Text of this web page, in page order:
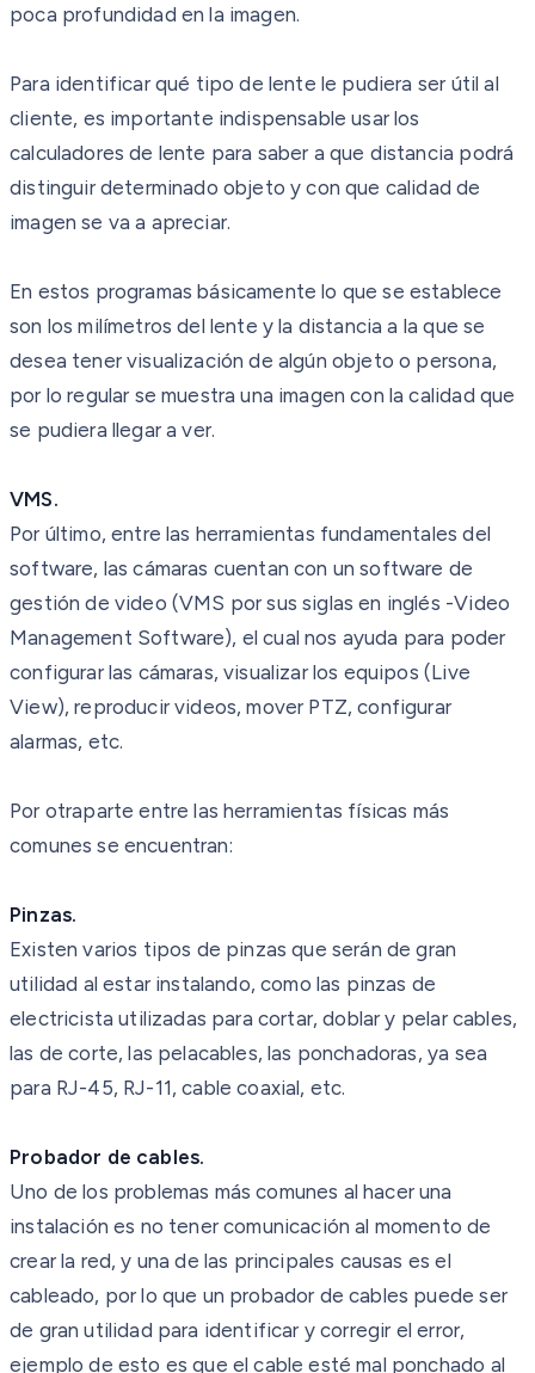
poca profundidad en la imagen.
Para identificar qué tipo de lente le pudiera ser útil al
cliente, es importante indispensable usar los
calculadores de lente para saber a que distancia podrá
distinguir determinado objeto y con que calidad de
imagen se va a apreciar.
En estos programas básicamente lo que se establece
son los milímetros del lente y la distancia a la que se
desea tener visualización de algún objeto o persona,
por lo regular se muestra una imagen con la calidad que
se pudiera llegar a ver.
VMS.
Por último, entre las herramientas fundamentales del
software, las cámaras cuentan con un software de
gestión de video (VMS por sus siglas en inglés -Video
Management Software), el cual nos ayuda para poder
configurar las cámaras, visualizar los equipos (Live
View), reproducir videos, mover PTZ, configurar
alarmas, etc.
Por otraparte entre las herramientas físicas más
comunes se encuentran:
Pinzas.
Existen varios tipos de pinzas que serán de gran
utilidad al estar instalando, como las pinzas de
electricista utilizadas para cortar, doblar y pelar cables,
las de corte, las pelacables, las ponchadoras, ya sea
para RJ-45, RJ-11, cable coaxial, etc.
Probador de cables.
Uno de los problemas más comunes al hacer una
instalación es no tener comunicación al momento de
crear la red, y una de las principales causas es el
cableado, por lo que un probador de cables puede ser
de gran utilidad para identificar y corregir el error,
ejemplo de esto es que el cable esté mal ponchado al